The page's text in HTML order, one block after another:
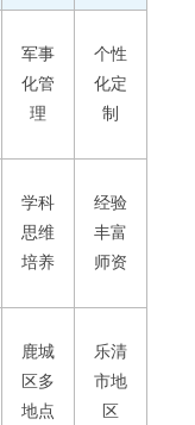
军事
化管
理
个性
化定
制
学科
思维
培养
经验
丰富
师资
鹿城
区多
地点
乐清
市地
区